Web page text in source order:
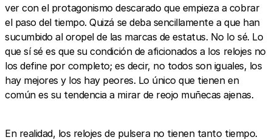
ver con el protagonismo descarado que empieza a cobrar
el paso del tiempo. Quizá se deba sencillamente a que han
sucumbido al oropel de las marcas de estatus. No lo sé. Lo
que sí sé es que su condición de aficionados a los relojes no
los define por completo; es decir, no todos son iguales, los
hay mejores y los hay peores. Lo único que tienen en
común es su tendencia a mirar de reojo muñecas ajenas.
En realidad, los relojes de pulsera no tienen tanto tiempo.